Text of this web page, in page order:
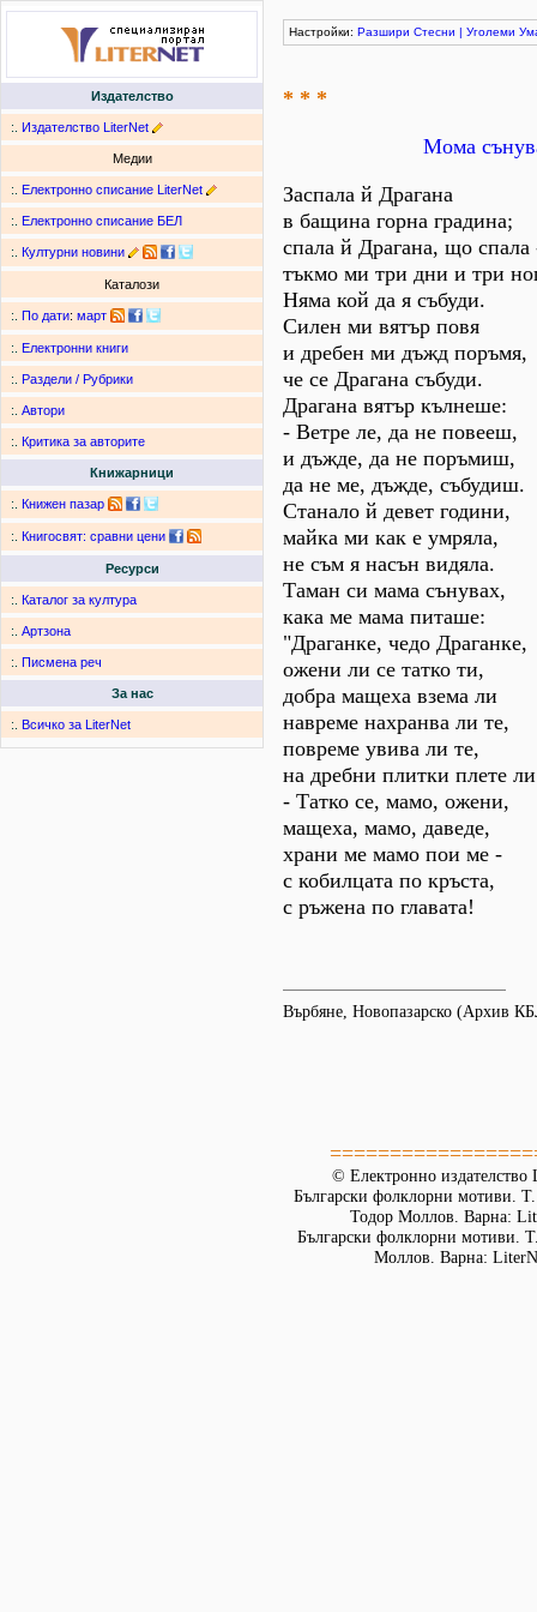
Издателство
:. Издателство LiterNet
Медии
:. Електронно списание LiterNet
:. Електронно списание БЕЛ
:. Културни новини
Каталози
:. По дати: март
:. Електронни книги
:. Раздели / Рубрики
:. Автори
:. Критика за авторите
Книжарници
:. Книжен пазар
:. Книгосвят: сравни цени
Ресурси
:. Каталог за култура
:. Артзона
:. Писмена реч
За нас
:. Всичко за LiterNet
Настройки: Разшири Стесни | Уголеми
* * *
Мома
Заспала й Драгана
в бащина горна градина;
спала й Драгана, що спала
тъкмо ми три дни и три
Няма кой да я събуди.
Силен ми вятър повя
и дребен ми дъжд поръмя,
че се Драгана събуди.
Драгана вятър кълнеше:
- Ветре ле, да не повееш,
и дъжде, да не поръмиш,
да не ме, дъжде, събудиш.
Станало й девет години,
майка ми как е умряла,
не съм я насън видяла.
Таман си мама сънувах,
кака ме мама питаше:
"Драганке, чедо Драганке,
ожени ли се татко ти,
добра мащеха взема ли
навреме нахранва ли те,
повреме увива ли те,
на дребни плитки плете
- Татко се, мамо, ожени,
мащеха, мамо, даведе,
храни ме мамо пои ме -
с кобилцата по кръста,
с ръжена по главата!
Върбяне, Новопазарско (Архив
© Електронно издателство
Български фолклорни мотиви.
Тодор Моллов. Варна:
Български фолклорни мотиви.
Моллов. Варна: